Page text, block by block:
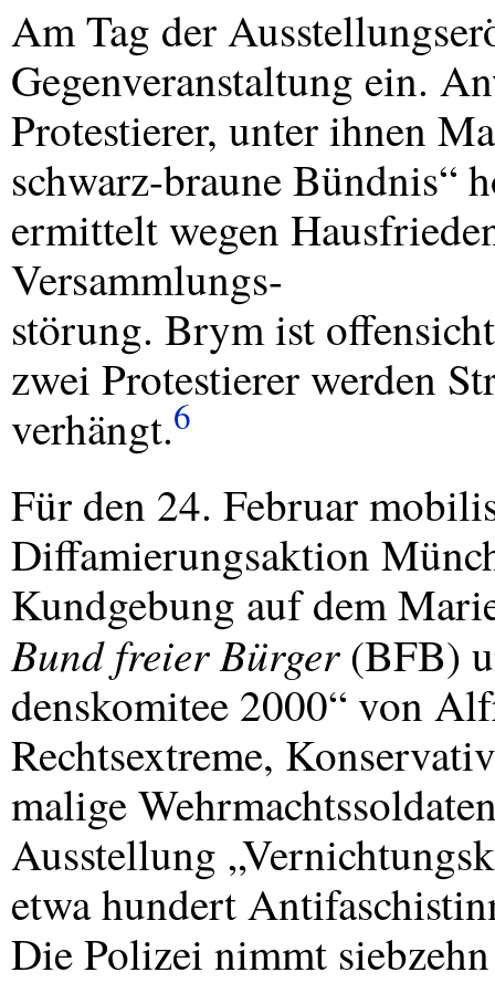
Am Tag der
Gegenveranstaltung ein.
Protestierer, unter ihnen
schwarz-braune Bündnis“
ermittelt wegen
Versammlungs-
störung. Brym ist
zwei Protestierer werden
verhängt.6
Für den 24. Februar
Diffamierungsaktion
Kundgebung auf dem
Bund freier Bürger(BFB)
denskomitee 2000“ von
Rechtsextreme,
malige
Ausstellung
etwa hundert
Die Polizei nimmt